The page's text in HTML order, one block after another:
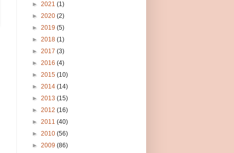
► 2021 (1)
► 2020 (2)
► 2019 (5)
► 2018 (1)
► 2017 (3)
► 2016 (4)
► 2015 (10)
► 2014 (14)
► 2013 (15)
► 2012 (16)
► 2011 (40)
► 2010 (56)
► 2009 (86)